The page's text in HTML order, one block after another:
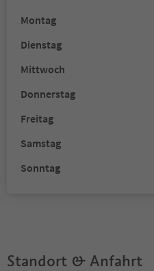
Montag
Dienstag
Mittwoch
Donnerstag
Freitag
Samstag
Sonntag
Standort & Anfahrt